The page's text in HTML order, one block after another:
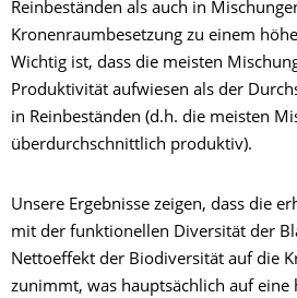
Reinbeständen als auch in
Kronenraumbesetzung zu einem
Wichtig ist, dass die meisten
Produktivität aufwiesen als der
in Reinbeständen (d.h. die meisten
überdurchschnittlich produktiv).
Unsere Ergebnisse zeigen, dass die
mit der funktionellen Diversität der
Nettoeffekt der Biodiversität auf die
zunimmt, was hauptsächlich auf eine